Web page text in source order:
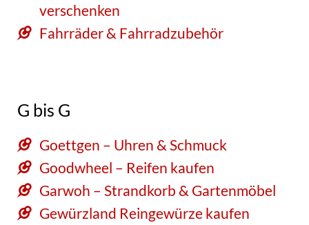
verschenken
Fahrräder & Fahrradzubehör
G bis G
Goettgen – Uhren & Schmuck
Goodwheel – Reifen kaufen
Garwoh – Strandkorb & Gartenmöbel
Gewürzland Reingewürze kaufen